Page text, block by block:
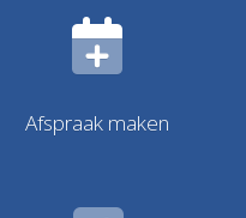
Afspraak maken